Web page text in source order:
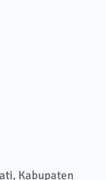
Kabupaten